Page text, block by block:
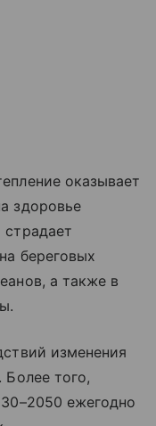
оказывает
здоровье
береговых
а также в
изменения
Более того,
ежегодно